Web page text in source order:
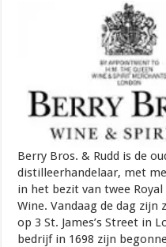
Berry Bros. & Rudd is de
distilleerhandelaar, met
in het bezit van twee
Wine. Vandaag de dag
op 3 St. James’s Street in
bedrijf in 1698 zijn